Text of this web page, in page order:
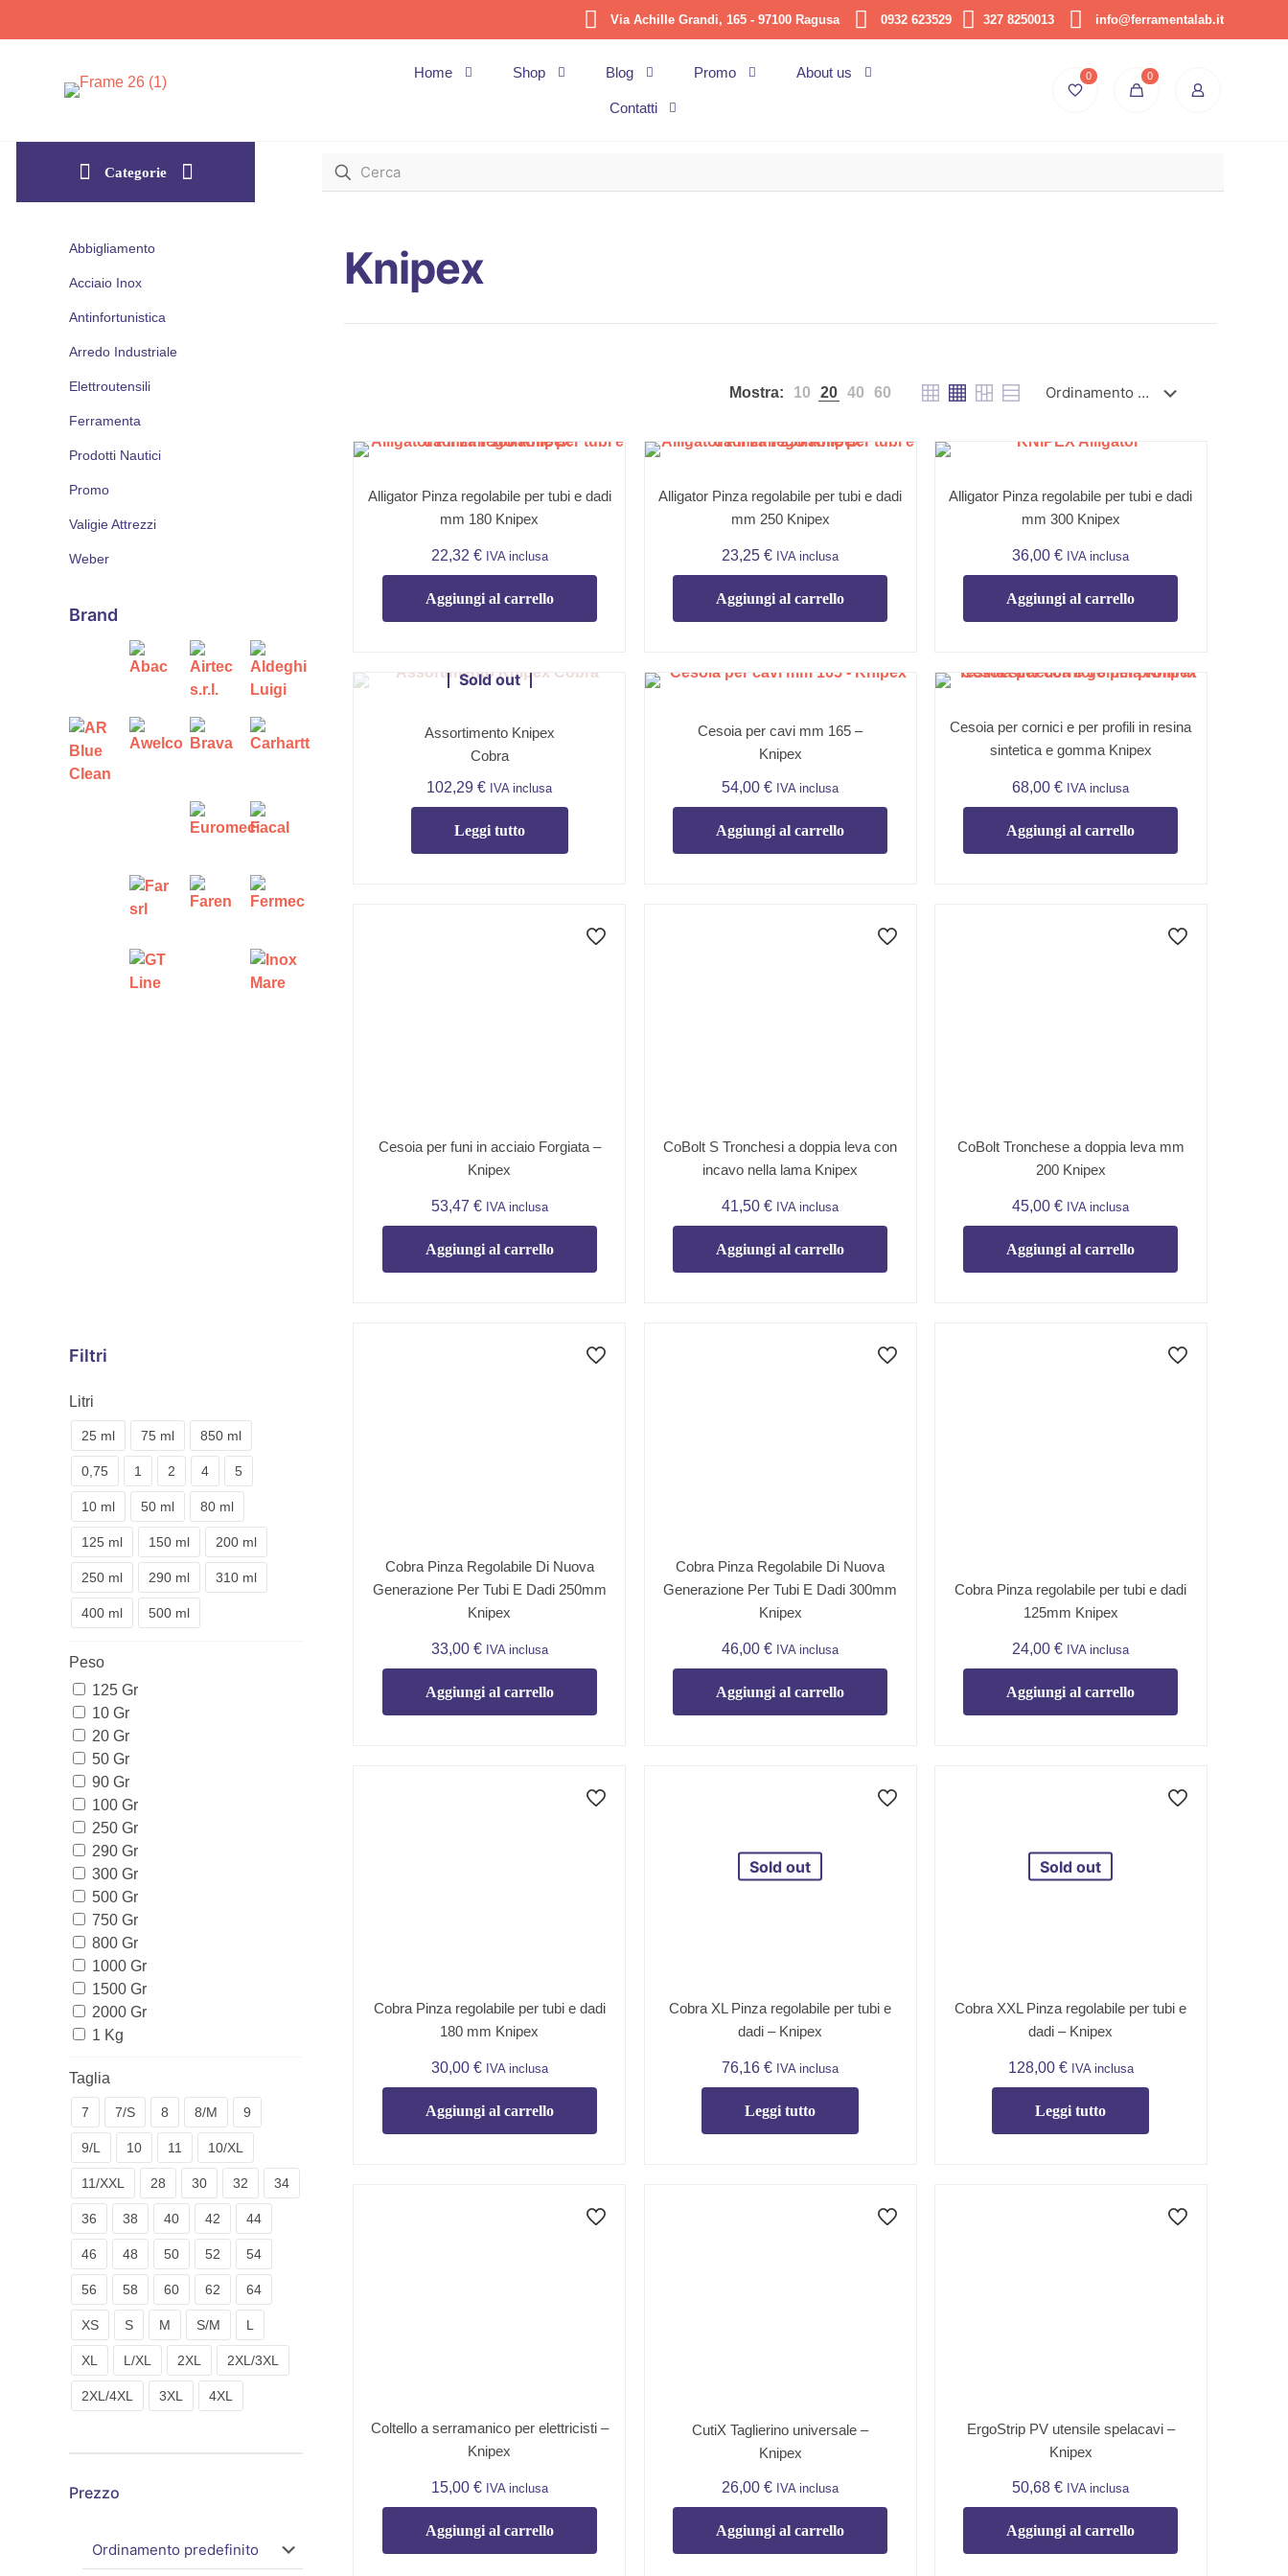
Via Achille Grandi, 165 - 97100 Ragusa 0932 623529 327 8250013 info@ferramentalab.it
Home Shop Blog Promo About us
Contatti
0 0
Categorie
Knipex
Mostra: 10 20 40 60
Alligator Pinza regolabile per tubi e dadi
mm 180 Knipex
22,32 € IVA inclusa
Aggiungi al carrello
Alligator Pinza regolabile per tubi e dadi
mm 250 Knipex
23,25€ IVA inclusa
Aggiungi al carrello
Alligator Pinza regolabile per tubi e dadi
mm 300 Knipex
36,00€ IVA inclusa
Aggiungi al carrello
Sold out
Assortimento Knipex
Cobra
102,29€ IVA inclusa
Leggi tutto
Cesoia per cavi mm 165 –
Knipex
54,00€ IVA inclusa
Aggiungi al carrello
Cesoia per cornici e per profili in resina
sintetica e gomma Knipex
68,00€ IVA inclusa
Aggiungi al carrello
Cesoia per funi in acciaio Forgiata –
Knipex
53,47 € IVA inclusa
Aggiungi al carrello
CoBolt S Tronchesi a doppia leva con
incavo nella lama Knipex
41,50€ IVA inclusa
Aggiungi al carrello
CoBolt Tronchese a doppia leva mm
200 Knipex
45,00€ IVA inclusa
Aggiungi al carrello
Cobra Pinza Regolabile Di Nuova
Generazione Per Tubi E Dadi 250mm
Knipex
33,00 € IVA inclusa
Aggiungi al carrello
Cobra Pinza Regolabile Di Nuova
Generazione Per Tubi E Dadi 300mm
Knipex
46,00€ IVA inclusa
Aggiungi al carrello
Cobra Pinza regolabile per tubi e dadi
125mm Knipex
24,00€ IVA inclusa
Aggiungi al carrello
Cobra Pinza regolabile per tubi e dadi
180 mm Knipex
30,00 € IVA inclusa
Aggiungi al carrello
Sold out
Cobra XL Pinza regolabile per tubi e
dadi – Knipex
76,16€ IVA inclusa
Leggi tutto
Sold out
Cobra XXL Pinza regolabile per tubi e
dadi – Knipex
128,00 € IVA inclusa
Leggi tutto
Coltello a serramanico per elettricisti –
Knipex
15,00 € IVA inclusa
Aggiungi al carrello
CutiX Taglierino universale –
Knipex
26,00€ IVA inclusa
Aggiungi al carrello
ErgoStrip PV utensile spelacavi –
Knipex
50,68€ IVA inclusa
Aggiungi al carrello
Abbigliamento
Acciaio Inox
Antinfortunistica
Arredo Industriale
Elettroutensili
Ferramenta
Prodotti Nautici
Promo
Valigie Attrezzi
Weber
Brand
Filtri
Litri
25 ml 75 ml 850 ml
0,75 1 2 4 5
10 ml 50 ml 80 ml
125 ml 150 ml 200 ml
250 ml 290 ml 310 ml
400 ml 500 ml
Peso
125 Gr
10 Gr
20 Gr
50 Gr
90 Gr
100 Gr
250 Gr
290 Gr
300 Gr
500 Gr
750 Gr
800 Gr
1000 Gr
1500 Gr
2000 Gr
1 Kg
Taglia
7 7/S 8 8/M 9
9/L 10 11 10/XL
11/XXL 28 30 32 34
36 38 40 42 44
46 48 50 52 54
56 58 60 62 64
XS S M S/M L
XL L/XL 2XL 2XL/3XL
2XL/4XL 3XL 4XL
Prezzo